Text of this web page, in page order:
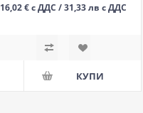
16,02 € с ДДС / 31,33 лв с ДДС